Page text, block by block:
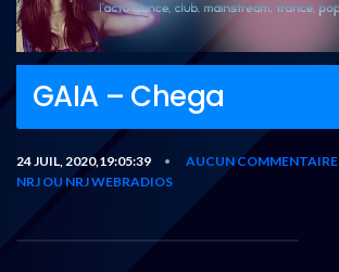
GAIA – Chega
24 JUIL, 2020,19:05:39 • AUCUN COMMENTAIRE
NRJ OU NRJ WEBRADIOS